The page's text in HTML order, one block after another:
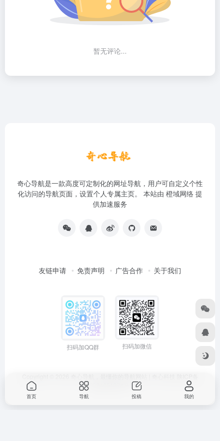
暂无评论...
奇心导航是一款高度可定制化的网址导航，用户可自定义个性
化访问的导航页面，设置个人专属主页。 本站由 橙域网络 提
供加速服务
友链申请 免责声明 广告合作 关于我们
扫码加QQ群 扫码加微信
首页 导航 投稿 我的